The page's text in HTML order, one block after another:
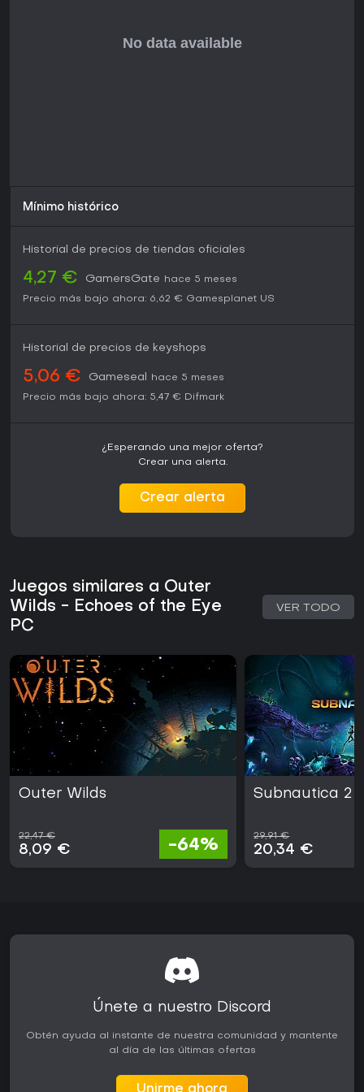
años después de su estreno.
Mínimo histórico
Historial de precios de tiendas oficiales
4,27 € GamersGate
hace 5 meses
Precio más bajo ahora: 6,62 € Gamesplanet US
Historial de precios de keyshops
5,06 € Gameseal
hace 5 meses
Precio más bajo ahora: 5,47 € Difmark
¿Esperando una mejor oferta?
Crear una alerta.
Crear alerta
Juegos similares a Outer
Wilds - Echoes of the Eye
PC
VER TODO
Outer Wilds
22,47 €
8,09 € -64%
Subnautica 2
29,91 €
20,34 €
Únete a nuestro Discord
Obtén ayuda al instante de nuestra comunidad y mantente
al día de las últimas ofertas